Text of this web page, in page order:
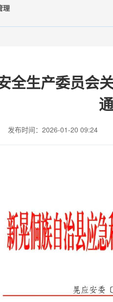
理
全生产委员会
发布时间：2026-01-20 09:24